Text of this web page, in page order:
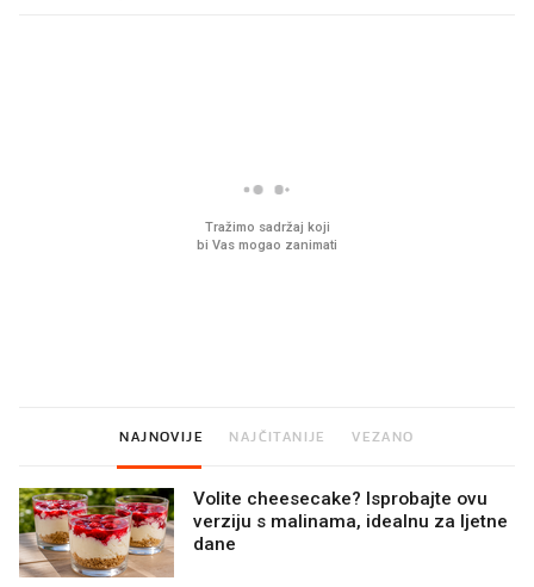
NAJNOVIJE NAJČITANIJE VEZANO
Volite cheesecake? Isprobajte ovu
verziju s malinama, idealnu za ljetne
dane